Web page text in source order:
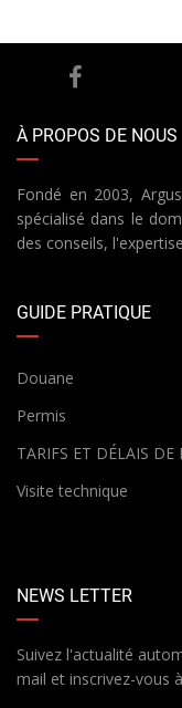
À PROPOS DE NOUS
Fondé en 2003,
spécialisé dans le
des conseils,
GUIDE PRATIQUE
Douane
Permis
TARIFS ET DÉLAIS
Visite technique
NEWS LETTER
Suivez l'actualité
mail et inscrivez-vous